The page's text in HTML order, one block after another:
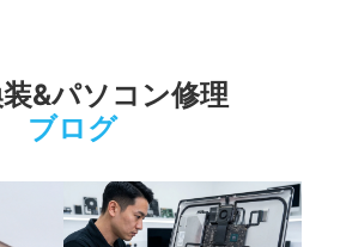
&パソコン修理
ブログ